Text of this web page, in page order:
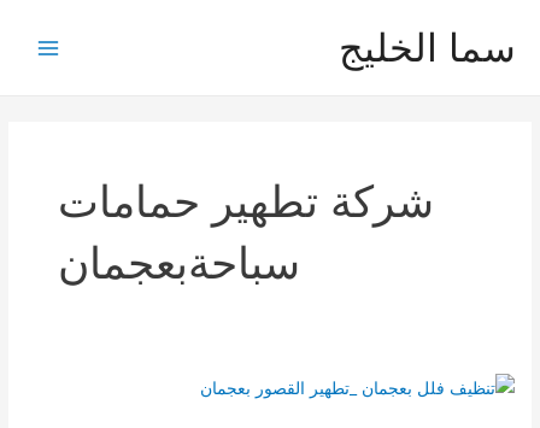
سما الخليج
شركة تطهير حمامات
سباحةبعجمان